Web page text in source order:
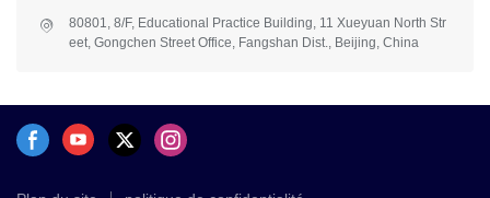
80801, 8/F, Educational Practice Building, 11 Xueyuan North Str
eet, Gongchen Street Office, Fangshan Dist., Beijing, China